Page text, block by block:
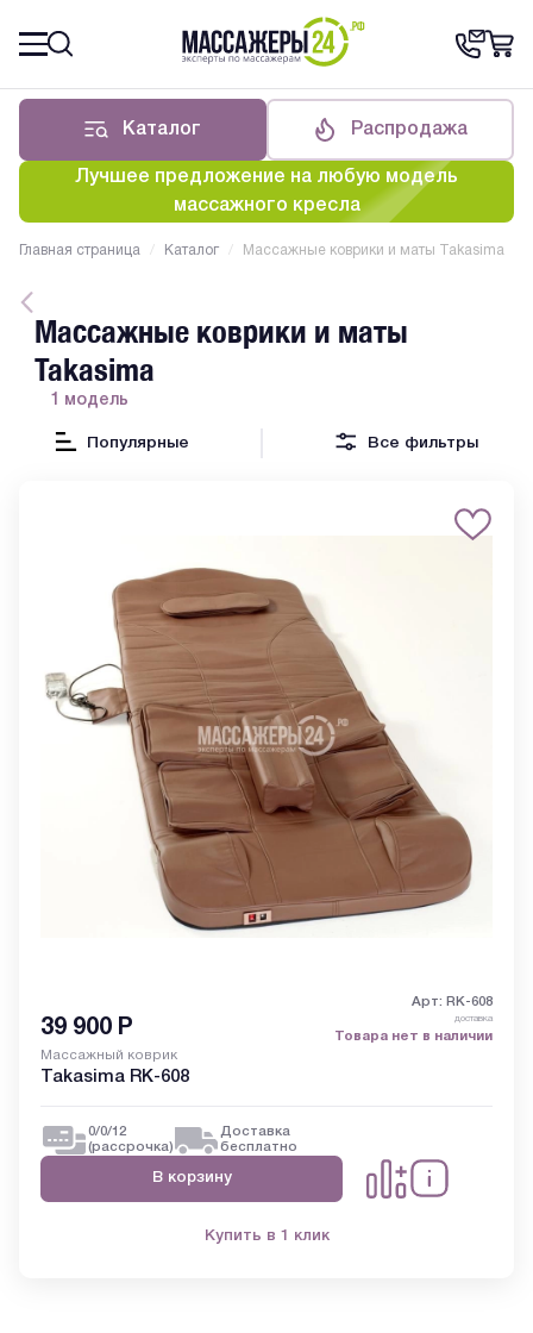
Каталог Распродажа
Лучшее предложение на любую модель
массажного кресла
Главная страница / Каталог / Массажные коврики и маты Takasima
Массажные коврики и маты
Takasima
1 модель
Популярные Все фильтры
Арт: RK-608
39 900 Р доставка
Товара нет в наличии
Массажный коврик
Takasima RK-608
0/0/12
(рассрочка)
Доставка
бесплатно
В корзину
Купить в 1 клик